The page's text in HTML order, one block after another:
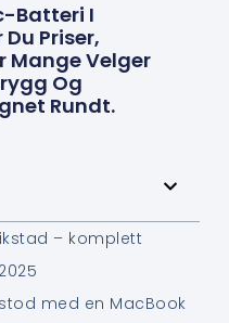
Batteri I
Priser,
Mange Velger
Og
Rundt.
– komplett
med en MacBook